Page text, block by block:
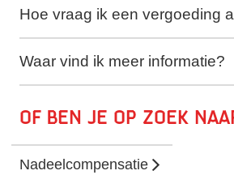
Hoe vraag ik een vergoeding
Waar vind ik meer informatie?
Of ben je op zoek
Nadeelcompensatie